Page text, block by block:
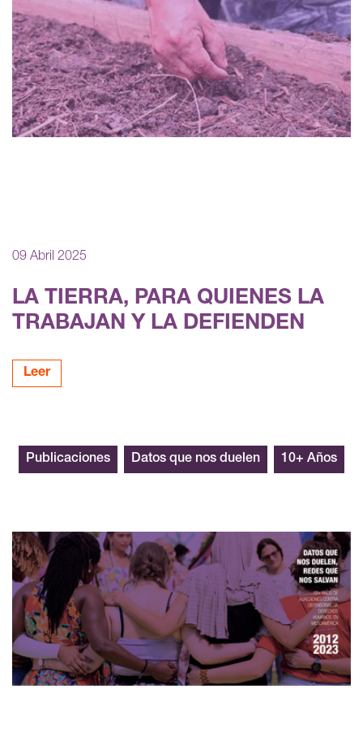
09 Abril 2025
LA TIERRA, PARA QUIENES LA
TRABAJAN Y LA DEFIENDEN
Leer
imagen de portada
Publicaciones Datos que nos duelen 10+ Años